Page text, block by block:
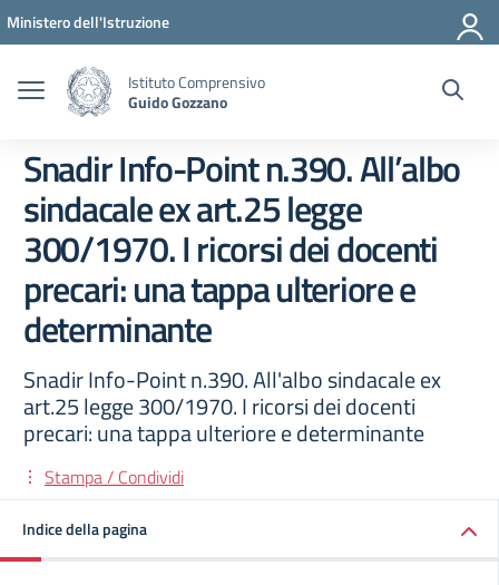
Vai ai contenuti
Vai al menu di navigazione
Vai al footer
Ministero dell'Istruzione
Istituto Comprensivo
Guido Gozzano
Snadir Info-Point n.390. All’albo
sindacale ex art.25 legge
300/1970. I ricorsi dei docenti
precari: una tappa ulteriore e
determinante
Snadir Info-Point n.390. All'albo sindacale ex
art.25 legge 300/1970. I ricorsi dei docenti
precari: una tappa ulteriore e determinante
Stampa / Condividi
Indice della pagina